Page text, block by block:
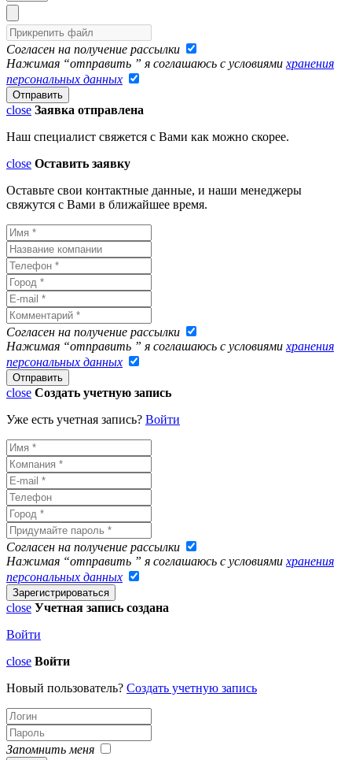
Согласен на получение рассылки
Нажимая “отправить ” я соглашаюсь с условиями хранения
персональных данных
close Заявка отправлена
Наш специалист свяжется с Вами как можно скорее.
close Оставить заявку
Оставьте свои контактные данные, и наши менеджеры
свяжутся с Вами в ближайшее время.
Согласен на получение рассылки
Нажимая “отправить ” я соглашаюсь с условиями хранения
персональных данных
close Создать учетную запись
Уже есть учетная запись? Войти
Согласен на получение рассылки
Нажимая “отправить ” я соглашаюсь с условиями хранения
персональных данных
close Учетная запись создана
Войти
close Войти
Новый пользователь? Создать учетную запись
Запомнить меня